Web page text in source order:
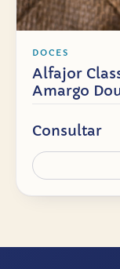
DOCES
Alfajor
Amargo
Consultar